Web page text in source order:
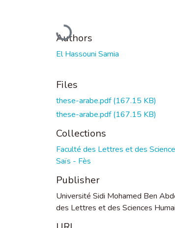
Loading...
Authors
El Hassouni Samia
Files
these-arabe.pdf(167.15 KB)
these-arabe.pdf(167.15 KB)
Collections
Faculté des Lettres et des
Saïs - Fès
Publisher
Université Sidi Mohamed Ben
des Lettres et des Sciences